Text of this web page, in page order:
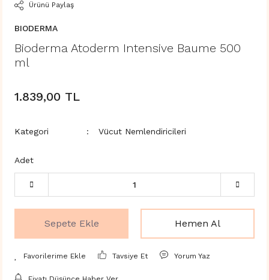
Ürünü Paylaş
BIODERMA
Bioderma Atoderm Intensive Baume 500
ml
1.839,00 TL
Kategori Vücut Nemlendiricileri
Adet
Sepete Ekle Hemen Al
Tavsiye Et Yorum Yaz